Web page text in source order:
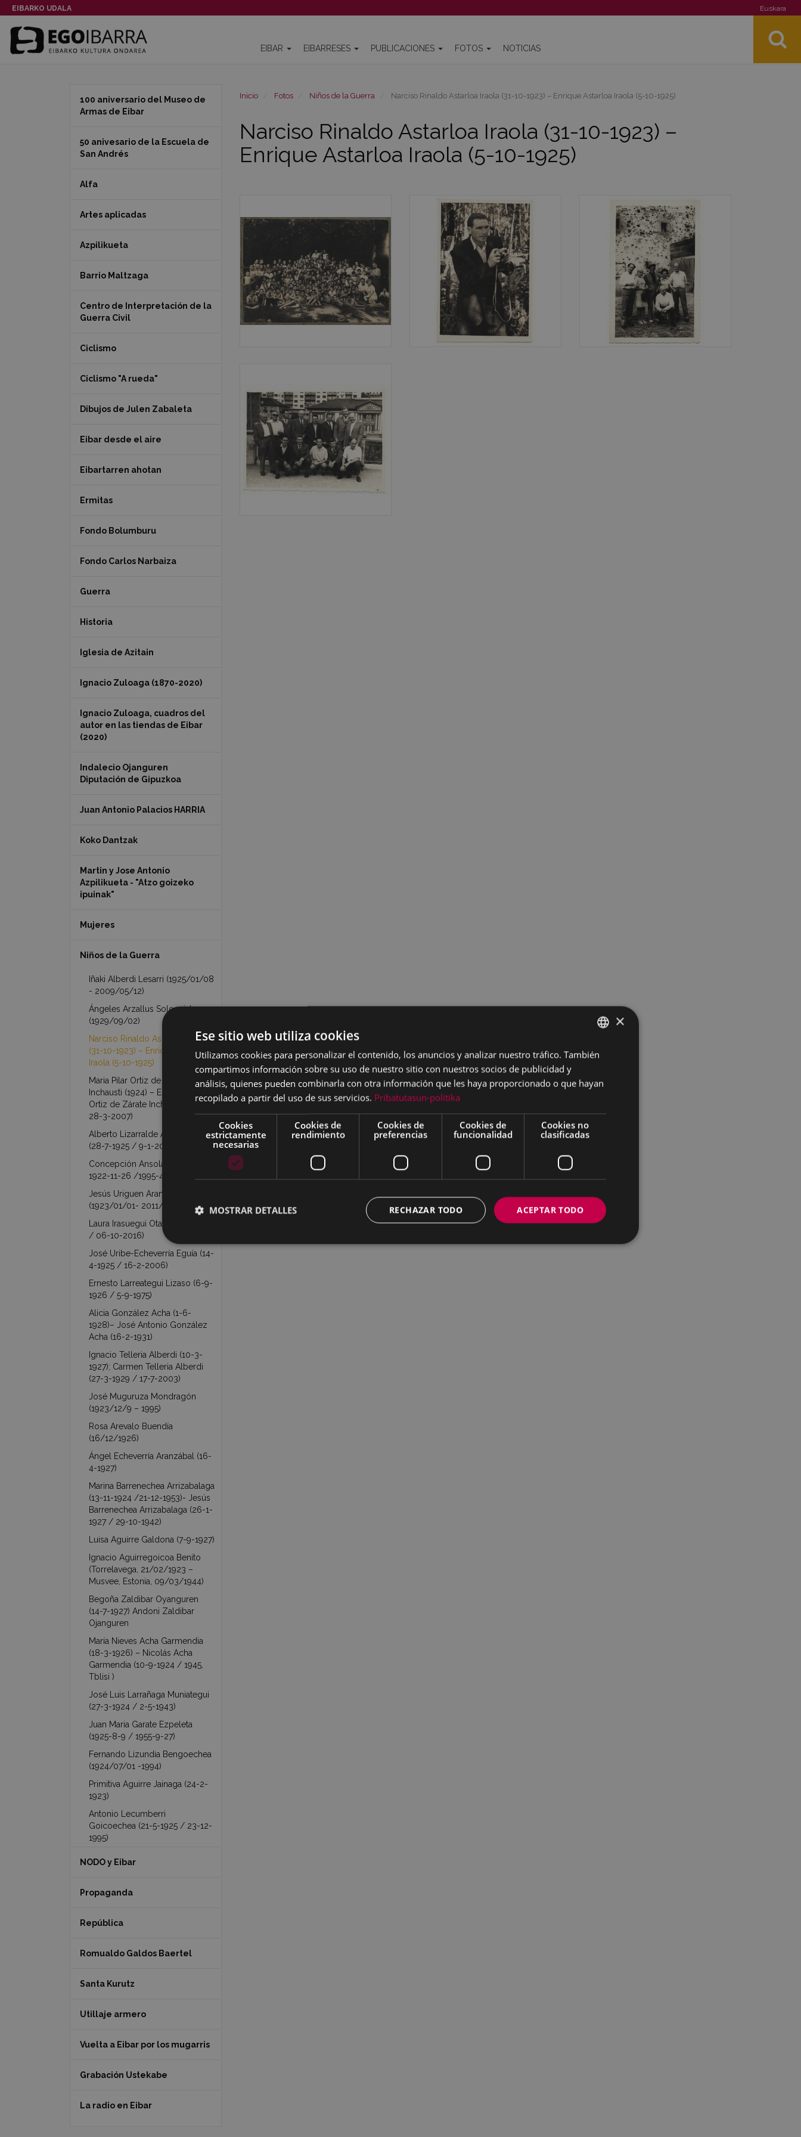
EIBARKO UDALA Euskara
EIBAR EIBARRESES PUBLICACIONES FOTOS NOTICIAS
Inicio Fotos Niños de la Guerra Narciso Rinaldo Astarloa Iraola (31-10-1923) – Enrique Astarloa Iraola (5-10-1925)
Narciso Rinaldo Astarloa Iraola (31-10-1923) –
Enrique Astarloa Iraola (5-10-1925)
100 aniversario del Museo de
Armas de Eibar
50 anivesario de la Escuela de
San Andrés
Alfa
Artes aplicadas
Azpilikueta
Barrio Maltzaga
Centro de Interpretación de la
Guerra Civil
Ciclismo
Ciclismo "A rueda"
Dibujos de Julen Zabaleta
Eibar desde el aire
Eibartarren ahotan
Ermitas
Fondo Bolumburu
Fondo Carlos Narbaiza
Guerra
Historia
Iglesia de Azitain
Ignacio Zuloaga (1870-2020)
Ignacio Zuloaga, cuadros del
autor en las tiendas de Eibar
(2020)
Indalecio Ojanguren
Diputación de Gipuzkoa
Juan Antonio Palacios HARRIA
Koko Dantzak
Martin y Jose Antonio
Azpilikueta - "Atzo goizeko
ipuinak"
Mujeres
Niños de la Guerra
Iñaki Alberdi Lesarri (1925/01/08
- 2009/05/12)
Ángeles Arzallus Sologaistua
(1929/09/02)
Narciso Rinaldo Astarloa Iraola
(31-10-1923) – Enrique Astarloa
Iraola (5-10-1925)
Maria Pilar Ortiz de Zárate
Inchausti (1924) – Esperanza
Ortiz de Zárate Inchausti (1927 /
28-3-2007)
Alberto Lizarralde Arechavaleta
(28-7-1925 / 9-1-2011)
Concepción Ansola Ocamica (
1922-11-26 /1995-4-3 )
Jesús Uriguen Aranzabal
(1923/01/01- 2011/05/25)
Laura Irasuegui Otal (26-11-1923
/ 06-10-2016)
José Uribe-Echeverría Eguía (14-
4-1925 / 16-2-2006)
Ernesto Larreategui Lizaso (6-9-
1926 / 5-9-1975)
Alicia González Acha (1-6-
1928)– José Antonio González
Acha (16-2-1931)
Ignacio Telleria Alberdi (10-3-
1927); Carmen Telleria Alberdi
(27-3-1929 / 17-7-2003)
José Muguruza Mondragón
(1923/12/9 – 1995)
Rosa Arevalo Buendía
(16/12/1926)
Ángel Echeverría Aranzábal (16-
4-1927)
Marina Barrenechea Arrizabalaga
(13-11-1924 /21-12-1953)- Jesús
Barrenechea Arrizabalaga (26-1-
1927 / 29-10-1942)
Luisa Aguirre Galdona (7-9-1927)
Ignacio Aguirregoicoa Benito
(Torrelavega, 21/02/1923 –
Musvee, Estonia, 09/03/1944)
Begoña Zaldibar Oyanguren
(14-7-1927) Andoni Zaldibar
Ojanguren
María Nieves Acha Garmendia
(18-3-1926) – Nicolás Acha
Garmendia (10-9-1924 / 1945,
Tblisi )
José Luis Larrañaga Muniategui
(27-3-1924 / 2-5-1943)
Juan Maria Garate Ezpeleta
(1925-8-9 / 1955-9-27)
Fernando Lizundia Bengoechea
(1924/07/01 -1994)
Primitiva Aguirre Jainaga (24-2-
1923)
Antonio Lecumberri
Goicoechea (21-5-1925 / 23-12-
1995)
NODO y Eibar
Propaganda
República
Romualdo Galdos Baertel
Santa Kurutz
Utillaje armero
Vuelta a Eibar por los mugarris
Grabación Ustekabe
La radio en Eibar
BASQUE
×
Ese sitio web utiliza cookies
Utilizamos cookies para personalizar el contenido, los anuncios y analizar nuestro tráfico. También
compartimos información sobre su uso de nuestro sitio con nuestros socios de publicidad y
análisis, quienes pueden combinarla con otra información que les haya proporcionado o que hayan
recopilado a partir del uso de sus servicios. Pribatutasun-politika
Cookies
estrictamente
necesarias
Cookies de
rendimiento
Cookies de
preferencias
Cookies de
funcionalidad
Cookies no
clasificadas
ACEPTAR TODO
RECHAZAR TODO
MOSTRAR DETALLES